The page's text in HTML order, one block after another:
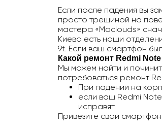
Если после падения вы
просто трещиной на
мастера «Maclouds»
Киева есть наши
9t. Если ваш смартфон
Какой ремонт Redmi Note
Мы можем найти и
потребоваться ремонт
При падении на
если ваш Redmi
исправят.
Привезите свой